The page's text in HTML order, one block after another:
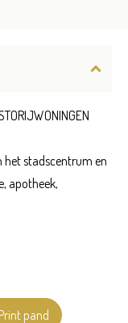
het stadscentrum en
apotheek,
pand